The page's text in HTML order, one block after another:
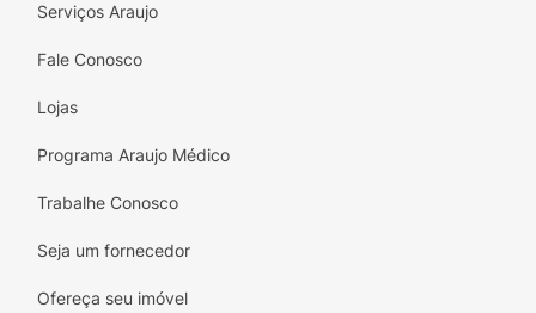
Serviços Araujo
Fale Conosco
Lojas
Programa Araujo Médico
Trabalhe Conosco
Seja um fornecedor
Ofereça seu imóvel